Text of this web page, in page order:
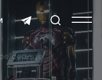
сердце